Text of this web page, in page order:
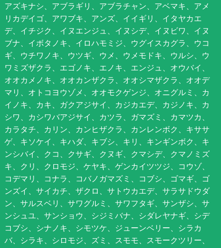
アズキナシ、アブラギリ、アブラチャン、アベマキ、アメ
リカデイゴ、アワブキ、アンズ、イイギリ、イタヤカエ
デ、イチジク、イヌエンジュ、イヌシデ、イヌビワ、イヌ
ブナ、イボタノキ、イロハモミジ、ウグイスカグラ、ウコ
ギ、ウチワノキ、ウツギ、ウメ、ウメモドキ、ウルシ、ウ
ワミズザクラ、エゴノキ、エノキ、エンジュ、オウバイ、
オオカメノキ、オオカンザクラ、オオシマザクラ、オオデ
マリ、オトコヨウゾメ、オオモクゲンジ、オニグルミ、カ
イノキ、カキ、ガクアジサイ、カジカエデ、カジノキ、カ
シワ、カシワバアジサイ、カツラ、ガマズミ、カマツカ、
カラタチ、カリン、カンヒザクラ、カンレンボク、キササ
ゲ、キソケイ、キハダ、キブシ、キリ、キンギンボク、キ
ンシバイ、クコ、クサギ、クヌギ、クマシデ、クマノミズ
キ、クリ、クロモジ、ケヤキ、ゲンカイツツジ、コウゾ、
コデマリ、コナラ、コバノガマズミ、コブシ、ゴマギ、ゴ
ンズイ、サイカチ、ザクロ、サトウカエデ、サラサドウダ
ン、サルスベリ、サワグルミ、サワフタギ、サンザシ、サ
ンシュユ、サンショウ、シジミバナ、シダレヤナギ、シデ
コブシ、シナノキ、シモツケ、ジューンベリー、シラカ
バ、シラキ、シロモジ、ズミ、スモモ、スモークツリー、